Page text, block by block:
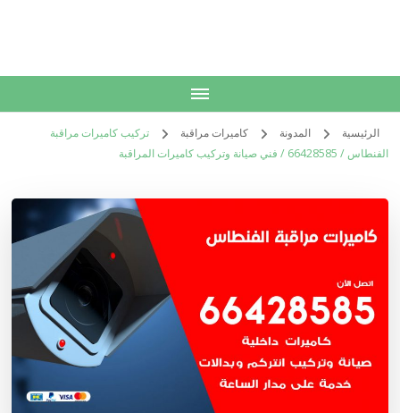
الرئيسية المدونة كاميرات مراقبة
تركيب كاميرات مراقبة
الفنطاس / 66428585 / فني صيانة وتركيب كاميرات المراقبة